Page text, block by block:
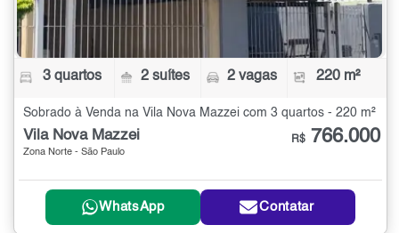
3 quartos 2 suítes 2 vagas 220 m²
Sobrado à Venda na Vila Nova Mazzei com 3 quartos - 220 m²
Vila Nova Mazzei
Zona Norte - São Paulo
R$ 766.000
WhatsApp Contatar